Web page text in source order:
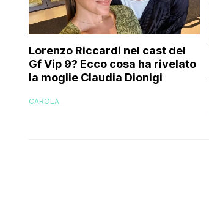
Lorenzo Riccardi nel cast del
Gf Vip 9? Ecco cosa ha rivelato
la moglie Claudia Dionigi
CAROLA